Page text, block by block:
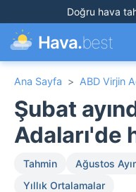
Doğru hava
Hava.best
Ana Sayfa > ABD Virjin
Şubat
Adaları'de
Tahmin Ağustos
Yıllık Ortalamalar